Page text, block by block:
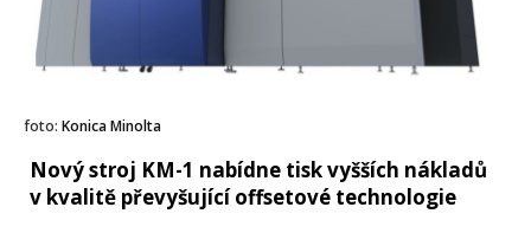
foto: Konica Minolta
Nový stroj KM-1 nabídne tisk vyšších nákladů
v kvalitě převyšující offsetové technologie